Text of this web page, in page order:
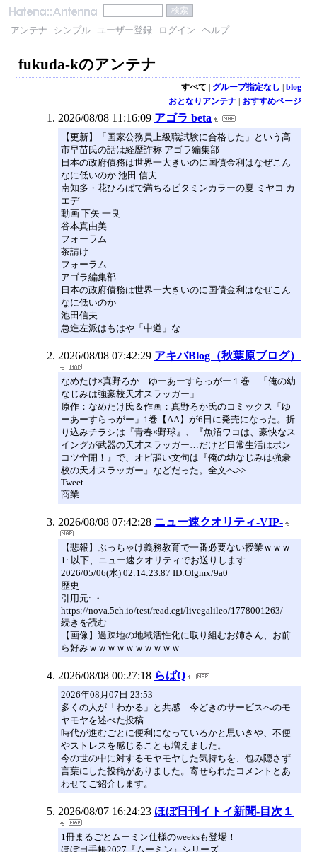
アンテナ シンプル ユーザー登録 ログイン ヘルプ
fukuda-kのアンテナ
すべて | グループ指定なし | blog
おとなりアンテナ| おすすめページ
2026/08/08 11:16:09 アゴラ beta
【更新】「国家公務員上級職試験に合格した」という高
市早苗氏の話は経歴詐称 アゴラ編集部
日本の政府債務は世界一大きいのに国債金利はなぜこん
なに低いのか 池田 信夫
南知多・花ひろばで満ちるビタミンカラーの夏 ミヤコ カ
エデ
動画 下矢 一良
谷本真由美
フォーラム
茶請け
フォーラム
アゴラ編集部
日本の政府債務は世界一大きいのに国債金利はなぜこん
なに低いのか
池田信夫
急進左派はもはや「中道」な
2026/08/08 07:42:29 アキバBlog（秋葉原ブログ）
なめたけ×真野ろか ゆーあーすらっがー１巻 「俺の幼
なじみは強豪校天才スラッガー」
原作：なめたけ氏＆作画：真野ろか氏のコミックス「ゆ
ーあーすらっがー」1巻【AA】が6日に発売になった。折
り込みチラシは『青春×野球』、『魚沼ワコは、豪快なス
イングが武器の天才スラッガー…だけど日常生活はポン
コツ全開！』で、オビ謳い文句は『俺の幼なじみは強豪
校の天才スラッガー』などだった。全文へ>>
Tweet
商業
2026/08/08 07:42:28 ニュー速クオリティ-VIP-
【悲報】ぶっちゃけ義務教育で一番必要ない授業ｗｗｗ
1: 以下、ニュー速クオリティでお送りします
2026/05/06(水) 02:14:23.87 ID:OIgmx/9a0
歴史
引用元: ・
https://nova.5ch.io/test/read.cgi/livegalileo/1778001263/
続きを読む
【画像】過疎地の地域活性化に取り組むお姉さん、お前
ら好みｗｗｗｗｗｗｗｗｗｗ
2026/08/08 00:27:18 らばQ
2026年08月07日 23:53
多くの人が「わかる」と共感…今どきのサービスへのモ
ヤモヤを述べた投稿
時代が進むごとに便利になっているかと思いきや、不便
やストレスを感じることも増えました。
今の世の中に対するモヤモヤした気持ちを、包み隠さず
言葉にした投稿がありました。寄せられたコメントとあ
わせてご紹介します。
2026/08/07 16:24:23 ほぼ日刊イトイ新聞-目次１
1冊まるごとムーミン仕様のweeksも登場！
ほぼ日手帳2027『ムーミン』シリーズ